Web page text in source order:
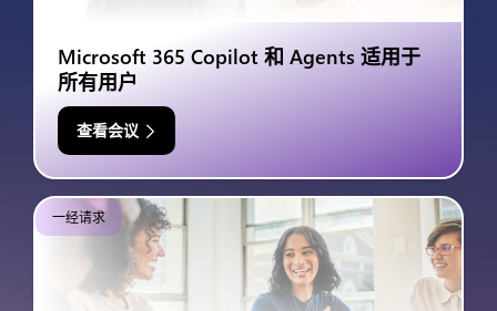
Microsoft 365 Copilot 和 Agents 适用于
所有用户
查看会议
一经请求